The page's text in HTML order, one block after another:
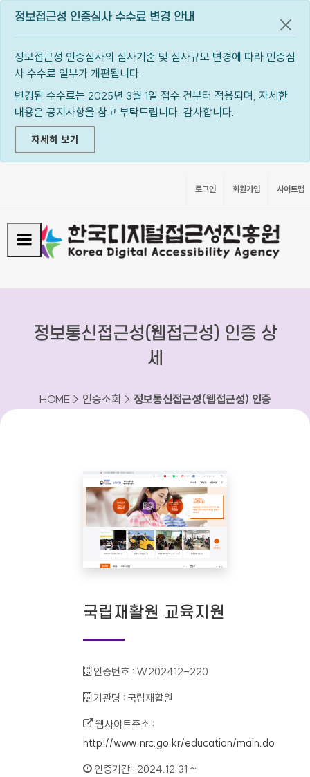
정보접근성 인증심사 수수료 변경 안내
정보접근성 인증심사의 심사기준 및 심사규모 변경에 따라 인증심
사 수수료 일부가 개편됩니다.
변경된 수수료는 2025년 3월 1일 접수 건부터 적용되며, 자세한
내용은 공지사항을 참고 부탁드립니다. 감사합니다.
자세히 보기
공지
로그인 회원가입 사이트맵
정보통신접근성(웹접근성) 인증 상
세
HOME > 인증조회 > 정보통신접근성(웹접근성) 인증
국립재활원 교육지원
인증번호 : W202412-220
기관명 : 국립재활원
웹사이트주소 :
http://www.nrc.go.kr/education/main.do
인증기간 : 2024.12.31 ~